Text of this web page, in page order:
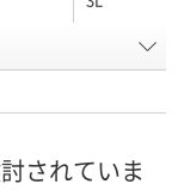
ー ダークネイ
されていま